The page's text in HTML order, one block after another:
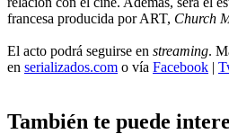
francesa producida por ART, Church
El acto podrá seguirse en streaming.
en serializados.com o vía Facebook |
También te puede